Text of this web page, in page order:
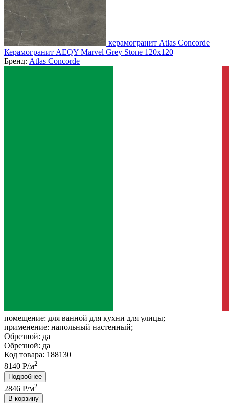
керамогранит Atlas Concorde
Керамогранит AEQY Marvel Grey Stone 120x120
Бренд: Atlas Concorde
помещение: для ванной для кухни для улицы;
применение: напольный настенный;
Обрезной: да
Обрезной: да
Код товара: 188130
8140 Р/м2
Подробнее
2846 Р/м2
В корзину